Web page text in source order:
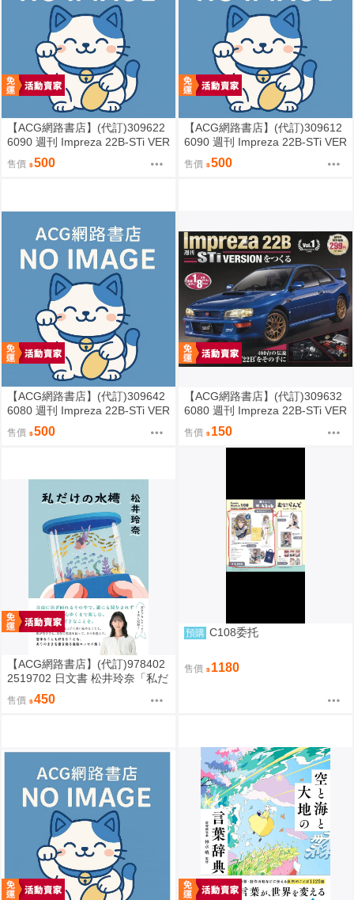
【ACG網路書店】(代訂)309622
6090 週刊 Impreza 22B-STi VER
SION をつくる (4)
售價 500
【ACG網路書店】(代訂)309612
6090 週刊 Impreza 22B-STi VER
SION をつくる (3)
售價 500
【ACG網路書店】(代訂)309642
6080 週刊 Impreza 22B-STi VER
SION をつくる (2)
售價 500
【ACG網路書店】(代訂)309632
6080 週刊 Impreza 22B-STi VER
SION をつくる (1) 創刊號
售價 150
【ACG網路書店】(代訂)978402
2519702 日文書 松井玲奈「私だ
けの水槽」
售價 450
預購 C108委托
售價 1180